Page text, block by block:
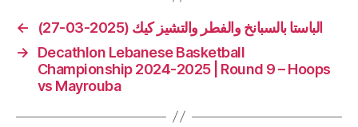
←
الباستا بالسبانخ والفطر والتشيز كيك (2025-03-27)
→
Decathlon Lebanese Basketball
Championship 2024-2025 | Round 9 – Hoops
vs Mayrouba